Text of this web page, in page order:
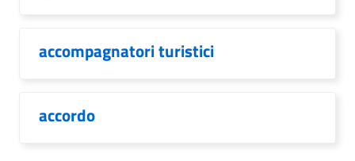
accompagnatori turistici
accordo